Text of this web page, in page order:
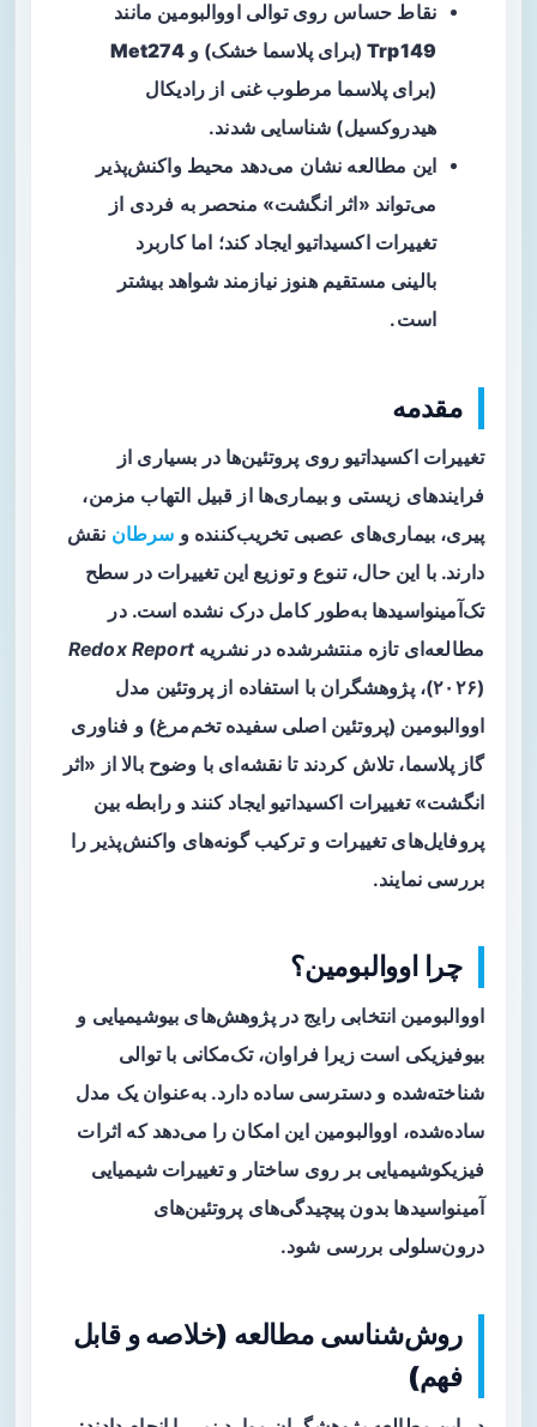
نقاط حساس روی توالی اووالبومین مانند
Trp149(برای پلاسما خشک) وMet274
(برای پلاسما مرطوب غنی از رادیکال
هیدروکسیل) شناسایی شدند.
این مطالعه نشان می‌دهد محیط واکنش‌پذیر
می‌تواند «اثر انگشت» منحصر به فردی از
تغییرات اکسیداتیو ایجاد کند؛ اما کاربرد
بالینی مستقیم هنوز نیازمند شواهد بیشتر
است.
مقدمه
تغییرات اکسیداتیو روی پروتئین‌ها در بسیاری از
فرایندهای زیستی و بیماری‌ها از قبیل التهاب مزمن،
پیری، بیماری‌های عصبی تخریب‌کننده و سرطان نقش
دارند. با این حال، تنوع و توزیع این تغییرات در سطح
تک‌آمینواسیدها به‌طور کامل درک نشده است. در
مطالعه‌ای تازه منتشرشده در نشریهRedox Report
(۲۰۲۶)، پژوهشگران با استفاده از پروتئین مدل
اووالبومین (پروتئین اصلی سفیده تخم‌مرغ) و فناوری
گاز پلاسما، تلاش کردند تا نقشه‌ای با وضوح بالا از «اثر
انگشت» تغییرات اکسیداتیو ایجاد کنند و رابطه بین
پروفایل‌های تغییرات و ترکیب گونه‌های واکنش‌پذیر را
بررسی نمایند.
چرا اووالبومین؟
اووالبومین انتخابی رایج در پژوهش‌های بیوشیمیایی و
بیوفیزیکی است زیرا فراوان، تک‌مکانی با توالی
شناخته‌شده و دسترسی ساده دارد. به‌عنوان یک مدل
ساده‌شده، اووالبومین این امکان را می‌دهد که اثرات
فیزیکوشیمیایی بر روی ساختار و تغییرات شیمیایی
آمینواسیدها بدون پیچیدگی‌های پروتئین‌های
درون‌سلولی بررسی شود.
روش‌شناسی مطالعه (خلاصه و قابل
فهم)